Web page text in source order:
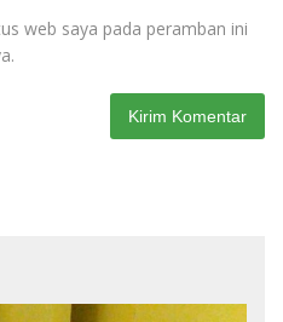
web saya pada peramban ini